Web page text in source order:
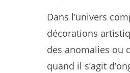
Dans l’univers
décorations
des anomalies ou
quand il s’agit